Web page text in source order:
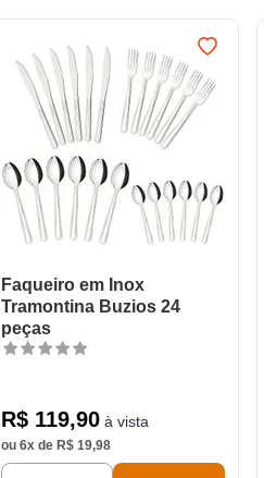
Faqueiro em Inox
Tramontina Buzios 24
peças
R$ 119,90à vista
ou 6x de R$ 19,98